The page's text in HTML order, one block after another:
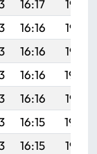
16:17
19:38
16:16
19:37
16:16
19:37
16:16
19:36
16:16
19:35
16:15
19:34
16:15
19:33